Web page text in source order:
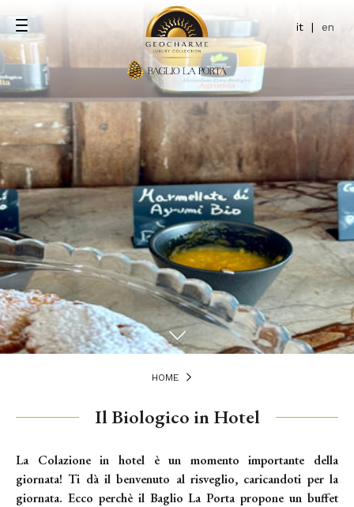
it | en
HOME
Il Biologico in Hotel
La Colazionein hotel è un momento importante della
giornata! Ti dà il benvenuto al risveglio, caricandoti per la
giornata. Ecco perchè il Baglio La Porta propone un buffet